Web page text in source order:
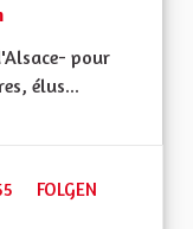
pour
élus...
55 FOLLOWER
FOLGEN
ORGANISATION